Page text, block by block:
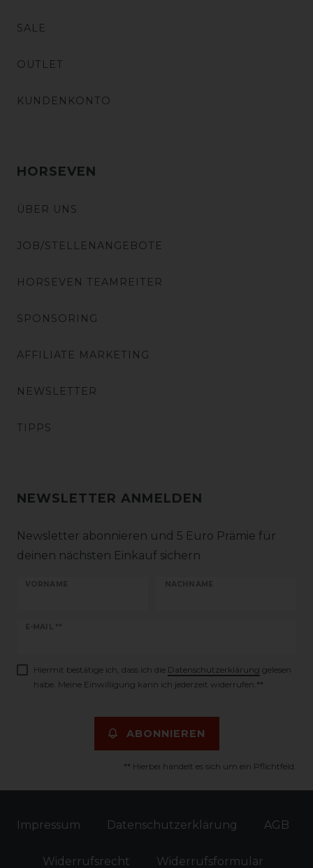
SALE
OUTLET
KUNDENKONTO
HORSEVEN
ÜBER UNS
JOB/STELLENANGEBOTE
HORSEVEN TEAMREITER
SPONSORING
AFFILIATE MARKETING
NEWSLETTER
TIPPS
NEWSLETTER ANMELDEN
Newsletter abonnieren und 5 Euro Prämie für
deinen nächsten Einkauf sichern
VORNAME NACHNAME
E-MAIL **
Newsletter
Hiermit bestätige ich, dass ich die Daten­schutz­erklärung gelesen
habe. Meine Einwilligung kann ich jederzeit widerrufen.**
ABONNIEREN
** Hierbei handelt es sich um ein Pflichtfeld.
Impressum Daten­schutz­erklärung AGB
Widerrufs­recht Widerrufs­formular